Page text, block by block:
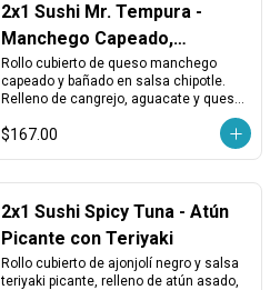
2x1 Sushi Mr. Tempura -
Manchego Capeado,
Cangrejo y Chipotle
Rollo cubierto de queso manchego
capeado y bañado en salsa chipotle.
Relleno de cangrejo, aguacate y queso
crema. Cremoso, crujiente y con toque
ahumado.
$167.00
2x1 Sushi Spicy Tuna - Atún
Picante con Teriyaki
Rollo cubierto de ajonjolí negro y salsa
teriyaki picante, relleno de atún asado,